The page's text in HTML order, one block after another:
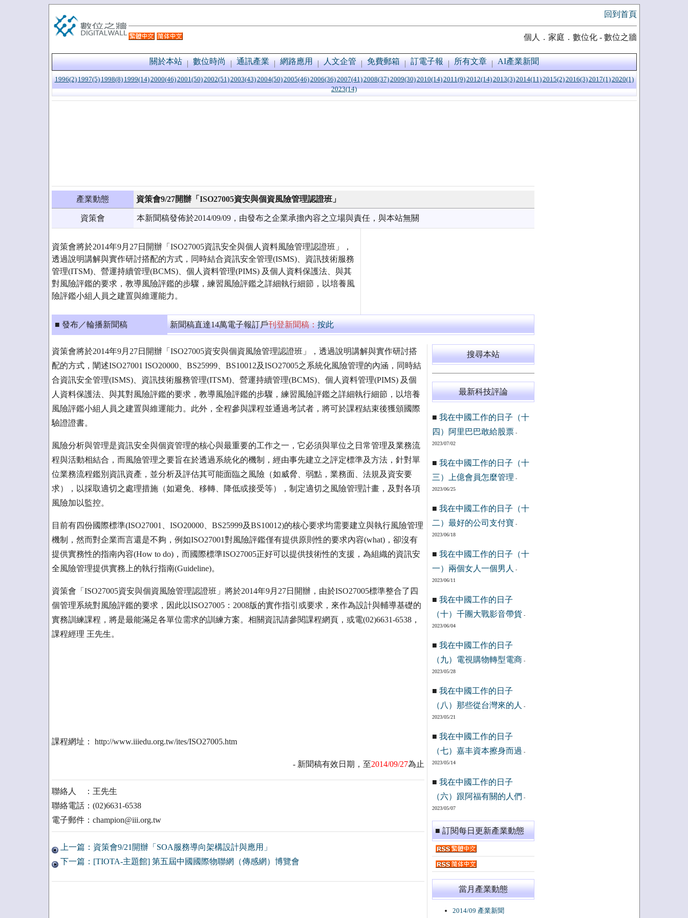
回到首頁
個人．家庭．數位化 - 數位之牆
關於本站 數位時尚 通訊產業 網路應用 人文企管 免費郵箱 訂電子報 所有文章 AI產業新聞
1996(2) 1997(5) 1998(8) 1999(14)2000(46)2001(50)2002(51)2003(43)2004(50)2005(46)2006(36)2007(41)2008(37)2009(30)2010(14)2011(9)2012(14)2013(3)2014(11)2015(2)2016(3)2017(1)2020(1)
2023(14)
產業動態 資策會9/27開辦「ISO27005資安與個資風險管理認證班」
資策會 本新聞稿發佈於2014/09/09，由發布之企業承擔內容之立場與責任，與本站無關
資策會將於2014年9月27日開辦「ISO27005資訊安全與個人資料風險管理認證班」，
透過說明講解與實作研討搭配的方式，同時結合資訊安全管理(ISMS)、資訊技術服務
管理(ITSM)、營運持續管理(BCMS)、個人資料管理(PIMS) 及個人資料保護法、與其
對風險評鑑的要求，教導風險評鑑的步驟，練習風險評鑑之詳細執行細節，以培養風
險評鑑小組人員之建置與維運能力。
■ 發布／輪播新聞稿 新聞稿直達14萬電子報訂戶刊登新聞稿：按此
資策會將於2014年9月27日開辦「ISO27005資安與個資風險管理認證班」，透過說明講解與實作研討搭
配的方式，闡述ISO27001 ISO20000、BS25999、BS10012及ISO27005之系統化風險管理的內涵，同時結
合資訊安全管理(ISMS)、資訊技術服務管理(ITSM)、營運持續管理(BCMS)、個人資料管理(PIMS) 及個
人資料保護法、與其對風險評鑑的要求，教導風險評鑑的步驟，練習風險評鑑之詳細執行細節，以培養
風險評鑑小組人員之建置與維運能力。此外，全程參與課程並通過考試者，將可於課程結束後獲頒國際
驗證證書。
風險分析與管理是資訊安全與個資管理的核心與最重要的工作之一，它必須與單位之日常管理及業務流
程與活動相結合，而風險管理之要旨在於透過系統化的機制，經由事先建立之評定標準及方法，針對單
位業務流程鑑別資訊資產，並分析及評估其可能面臨之風險（如威脅、弱點，業務面、法規及資安要
求），以採取適切之處理措施（如避免、移轉、降低或接受等），制定適切之風險管理計畫，及對各項
風險加以監控。
目前有四份國際標準(ISO27001、ISO20000、BS25999及BS10012)的核心要求均需要建立與執行風險管理
機制，然而對企業而言還是不夠，例如ISO27001對風險評鑑僅有提供原則性的要求內容(what)，卻沒有
提供實務性的指南內容(How to do)，而國際標準ISO27005正好可以提供技術性的支援，為組織的資訊安
全風險管理提供實務上的執行指南(Guideline)。
資策會「ISO27005資安與個資風險管理認證班」將於2014年9月27日開辦，由於ISO27005標準整合了四
個管理系統對風險評鑑的要求，因此以ISO27005：2008版的實作指引或要求，來作為設計與輔導基礎的
實務訓練課程，將是最能滿足各單位需求的訓練方案。相關資訊請參閱課程網頁，或電(02)6631-6538，
課程經理 王先生。
課程網址： http://www.iiiedu.org.tw/ites/ISO27005.htm
- 新聞稿有效日期，至2014/09/27為止
聯絡人 ：王先生
聯絡電話：(02)6631-6538
電子郵件：champion@iii.org.tw
上一篇：資策會9/21開辦「SOA服務導向架構設計與應用」
下一篇：[TIOTA-主題館] 第五屆中國國際物聯網（傳感網）博覽會
搜尋本站
最新科技評論
■ 我在中國工作的日子（十
四）阿里巴巴敢給股票-
2023/07/02
■ 我在中國工作的日子（十
三）上億會員怎麼管理 -
2023/06/25
■ 我在中國工作的日子（十
二）最好的公司支付寶 -
2023/06/18
■ 我在中國工作的日子（十
一）兩個女人一個男人
-
2023/06/11
■ 我在中國工作的日子
（十）千團大戰影音帶貨 -
2023/06/04
■ 我在中國工作的日子
（九）電視購物轉型電商 -
2023/05/28
■ 我在中國工作的日子
（八）那些從台灣來的人
-
2023/05/21
■ 我在中國工作的日子
（七）嘉丰資本擦身而過 -
2023/05/14
■ 我在中國工作的日子
（六）跟阿福有關的人們 -
2023/05/07
■ 訂閱每日更新產業動態
當月產業動態
2014/09 產業新聞